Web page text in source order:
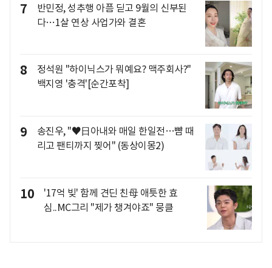
7
반민정, 성추행 아픔 딛고 9월의 신부된
다…1살 연상 사업가와 결혼
8
정석원 "하이닉스가 뭐예요? 맥주회사?"
백지영 '충격'[순간포착]
9
송진우, "♥日아내와 매일 한일전…뺨 때
리고 팬티까지 찢어" (동상이몽2)
10
'17억 빚' 함께 견딘 친母 애틋한 효
심..MC그리 "제가 챙겨야죠" 뭉클